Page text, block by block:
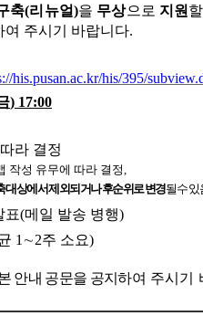
축(리뉴얼)을 무상으로 지원
주시기 바랍니다.
his.pusan.ac.kr/his/395/
) 17:00
라 결정
작성 유무에 따라 결정,
대상에서 제외되거나 후순위로 변경될 수 있
표(메일 발송 병행)
1∼2주 소요)
안내 공문을 공지하여 주시기